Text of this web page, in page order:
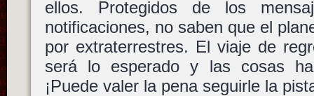
ellos. Protegidos de los
notificaciones, no saben que el
por extraterrestres. El viaje de
será lo esperado y las cosas
¡Puede valer la pena seguirle la